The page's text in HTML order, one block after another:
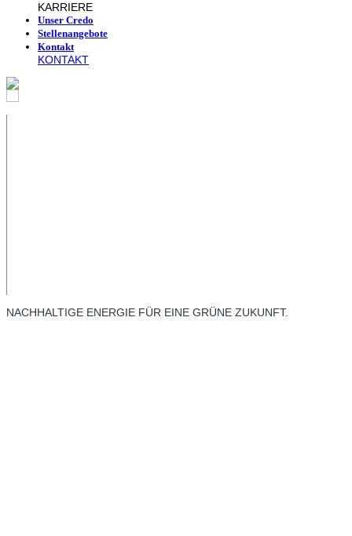
KARRIERE
Unser Credo
Stellenangebote
Kontakt
KONTAKT
NACHHALTIGE ENERGIE FÜR EINE GRÜNE ZUKUNFT.